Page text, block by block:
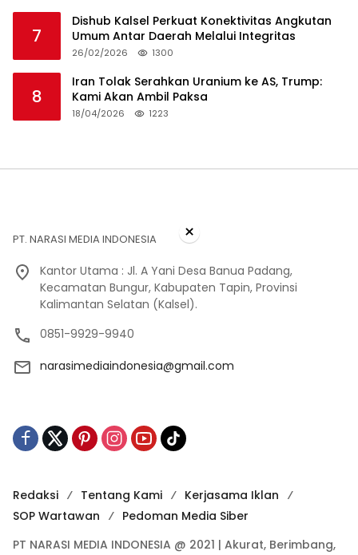
7
Dishub Kalsel Perkuat Konektivitas Angkutan
Umum Antar Daerah Melalui Integritas
26/02/2026 1300
8
Iran Tolak Serahkan Uranium ke AS, Trump:
Kami Akan Ambil Paksa
18/04/2026 1223
PT. NARASI MEDIA INDONESIA
Kantor Utama : Jl. A Yani Desa Banua Padang,
Kecamatan Bungur, Kabupaten Tapin, Provinsi
Kalimantan Selatan (Kalsel).
0851-9929-9940
narasimediaindonesia@gmail.com
Redaksi Tentang Kami
Kerjasama Iklan
SOP Wartawan
Pedoman Media Siber
PT NARASI MEDIA INDONESIA @ 2021 | Akurat, Berimbang,
×